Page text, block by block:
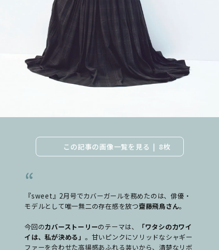
この記事の画像一覧を見る 8枚
『sweet』2月号でカバーガールを務めたのは、俳優・
モデルとして唯一無二の存在感を放つ齋藤飛鳥さん。
今回のカバーストーリーのテーマは、
「ワタシのカワイ
イは、私が決める」 。甘いピンクにソリッドなシャギー
ファーを合わせた高揚感あふれる装いから、清楚なリボ